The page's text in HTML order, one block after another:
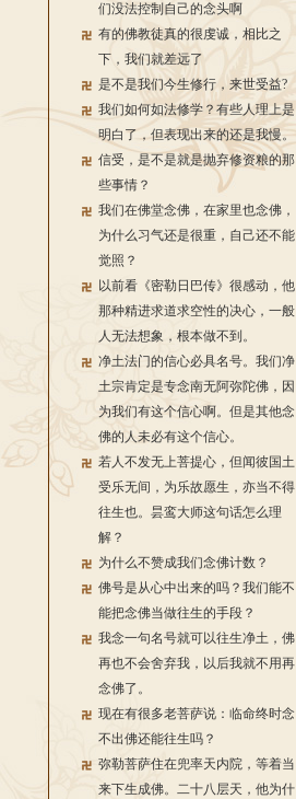
们没法控制自己的念头啊
有的佛教徒真的很虔诚，相比之
下，我们就差远了
是不是我们今生修行，来世受益?
我们如何如法修学？有些人理上是
明白了，但表现出来的还是我慢。
信受，是不是就是抛弃修资粮的那
些事情？
我们在佛堂念佛，在家里也念佛，
为什么习气还是很重，自己还不能
觉照？
以前看《密勒日巴传》很感动，他
那种精进求道求空性的决心，一般
人无法想象，根本做不到。
净土法门的信心必具名号。我们净
土宗肯定是专念南无阿弥陀佛，因
为我们有这个信心啊。但是其他念
佛的人未必有这个信心。
若人不发无上菩提心，但闻彼国土
受乐无间，为乐故愿生，亦当不得
往生也。昙鸾大师这句话怎么理
解？
为什么不赞成我们念佛计数？
佛号是从心中出来的吗？我们能不
能把念佛当做往生的手段？
我念一句名号就可以往生净土，佛
再也不会舍弃我，以后我就不用再
念佛了。
现在有很多老菩萨说：临命终时念
不出佛还能往生吗？
弥勒菩萨住在兜率天内院，等着当
来下生成佛。二十八层天，他为什